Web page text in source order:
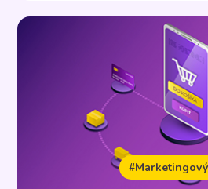
bude chcieť poznať dosah a
uvidia. To firmám umožňuje určiť,
reklamu priniesli požadovaný